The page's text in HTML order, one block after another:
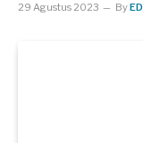
29 Agustus 2023 By